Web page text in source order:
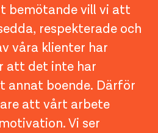
bemötande vill vi att
respekterade och
våra klienter har
att det inte har
annat boende. Därför
att vårt arbete
Vi ser